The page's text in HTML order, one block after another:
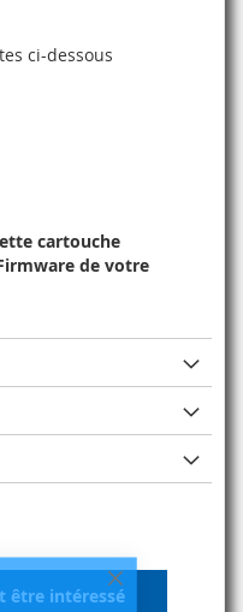
Fermer
ci-dessous
cartouche
de votre
être intéressé